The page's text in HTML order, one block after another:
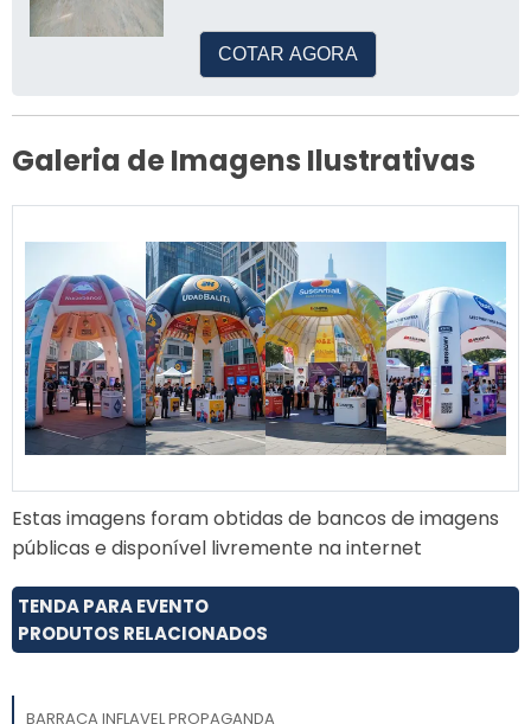
COTAR AGORA
Galeria de Imagens Ilustrativas
Estas imagens foram obtidas de bancos de imagens
públicas e disponível livremente na internet
TENDA PARA EVENTO
PRODUTOS RELACIONADOS
BARRACA INFLAVEL PROPAGANDA